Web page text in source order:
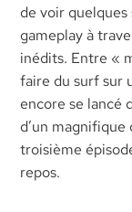
de voir
gameplay à
inédits. Entre «
faire du surf sur
encore se lancé
d’un magnifique
troisième
repos.